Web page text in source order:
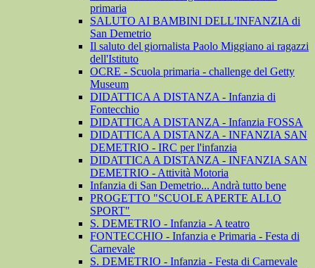
primaria
SALUTO AI BAMBINI DELL'INFANZIA di
San Demetrio
Il saluto del giornalista Paolo Miggiano ai ragazzi
dell'Istituto
OCRE - Scuola primaria - challenge del Getty
Museum
DIDATTICA A DISTANZA - Infanzia di
Fontecchio
DIDATTICA A DISTANZA - Infanzia FOSSA
DIDATTICA A DISTANZA - INFANZIA SAN
DEMETRIO - IRC per l'infanzia
DIDATTICA A DISTANZA - INFANZIA SAN
DEMETRIO - Attività Motoria
Infanzia di San Demetrio... Andrà tutto bene
PROGETTO "SCUOLE APERTE ALLO
SPORT"
S. DEMETRIO - Infanzia - A teatro
FONTECCHIO - Infanzia e Primaria - Festa di
Carnevale
S. DEMETRIO - Infanzia - Festa di Carnevale